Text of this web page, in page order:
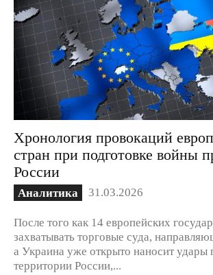
Хронология провокаций
стран при подготовке войны
России
Аналитика 31.03.2026
После того как 14 европейских
захватывать торговые суда,
а Украина уже открыто наносит удары
территории России,...